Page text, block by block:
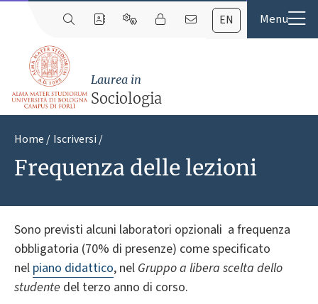
EN
Laurea in
Sociologia
Home Iscriversi
Frequenza delle lezioni
Sono previsti alcuni laboratori opzionali a frequenza
obbligatoria (70% di presenze) come specificato
nel piano didattico, nel Gruppo a libera scelta dello
studente del terzo anno di corso.